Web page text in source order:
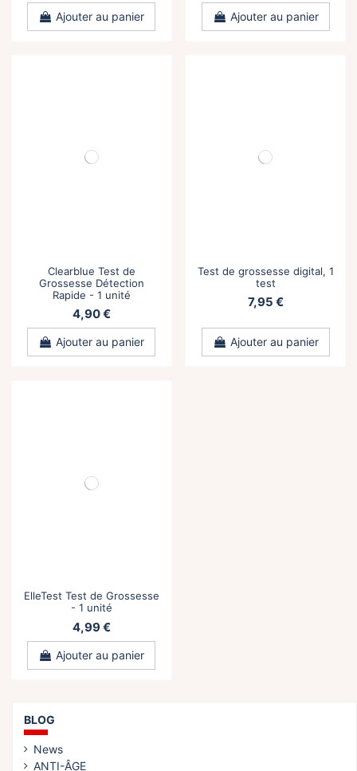
Ajouter au panier Ajouter au panier
Clearblue Test de
Grossesse Détection
Rapide - 1 unité
4,90 €
Ajouter au panier
Test de grossesse digital, 1
test
7,95 €
Ajouter au panier
ElleTest Test de Grossesse
- 1 unité
4,99 €
Ajouter au panier
BLOG
News
ANTI-ÂGE